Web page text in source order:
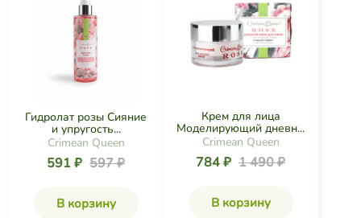
Гидролат розы Сияние
и упругость...
Crimean Queen
591 ₽ 597 ₽
В корзину
Крем для лица
Моделирующий дневн...
Crimean Queen
784 ₽ 1 490 ₽
В корзину